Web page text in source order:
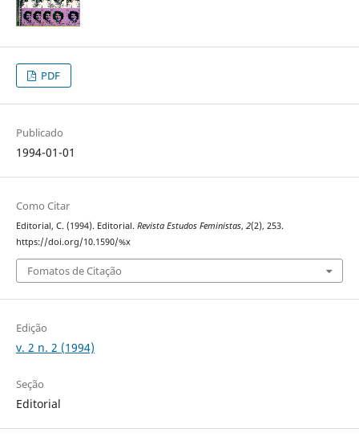
PDF
Publicado
1994-01-01
Como Citar
Editorial, C. (1994). Editorial. Revista Estudos Feministas, 2(2), 253.
https://doi.org/10.1590/%x
Fomatos de Citação
Edição
v. 2 n. 2 (1994)
Seção
Editorial